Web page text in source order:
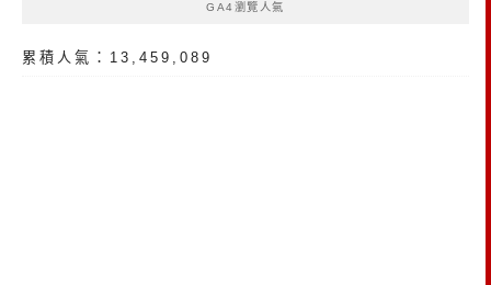
GA4瀏覽人氣
累積人氣：13,459,089